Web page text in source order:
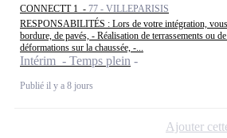
CONNECTT 1 - 77 - VILLEPARISIS
RESPONSABILITÉS : Lors de votre intégration, vous
bordure, de pavés, - Réalisation de terrassements ou
déformations sur la chaussée, -...
Intérim - Temps plein
Publié il y a 8 jours
Ajouter